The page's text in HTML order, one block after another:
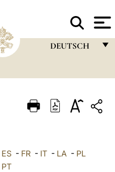
DEUTSCH
ITALIANO
ES- FR- IT- LA- PL
PT